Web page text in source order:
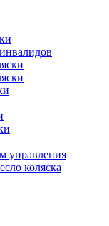
управления
коляска